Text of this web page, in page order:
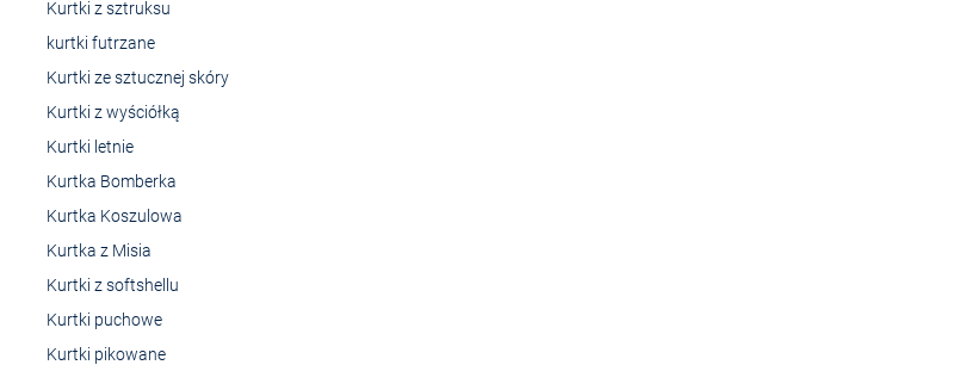
Kurtki z sztruksu
kurtki futrzane
Kurtki ze sztucznej skóry
Kurtki z wyściółką
Kurtki letnie
Kurtka Bomberka
Kurtka Koszulowa
Kurtka z Misia
Kurtki z softshellu
Kurtki puchowe
Kurtki pikowane